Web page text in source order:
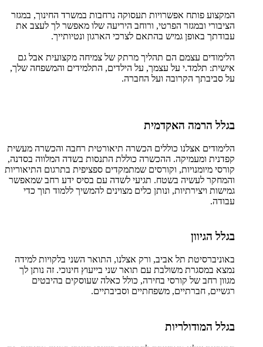
המקצוע פותח אפשרויות תעסוקה נרחבות במשרד החינוך, במגזר
הציבורי ובמגזר הפרטי, ורוחב היריעה שלו מאפשר לך לעצב את
עבודתך באופן גמיש בהתאם לצרכי הארגון ונטיותייך.
הלימודים עצמם הם תהליך מרתק של צמיחה מקצועית אבל גם
אישית: תלמד.י על עצמך, על הילדים, התלמידים והמשפחה שלך,
על סביבתך הקרובה ועל החברה.
בגלל הרמה האקדמית
הלימודים אצלנו כוללים הכשרה תיאורטית רחבה והכשרה מעשית
קפדנית ומעמיקה. ההכשרה כוללת התנסות בשדה המלווה בסדנה,
קורסי מיומנויות, וקורסים שמתמקדים ספציפית בתרגום התיאוריות
והמחקר לעשיה בשטח. תגיעי לשדה עם בסיס ידע רחב שמאפשר
גמישות ויצירתיות, ונותן כלים מצוינים להמשיך ללמוד תוך כדי
עבודה.
בגלל הגיוון
באוניברסיטת תל אביב, ורק אצלנו, התואר השני בלקויות למידה
נמצא במסגרת משולבת עם תואר שני בייעוץ חינוכי. זה נותן לך
מגוון רחב של קורסי בחירה, כולל כאלה שעוסקים בהיבטים
רגשיים, חברתיים, משפחתיים וסביבתיים.
בגלל המודולריות